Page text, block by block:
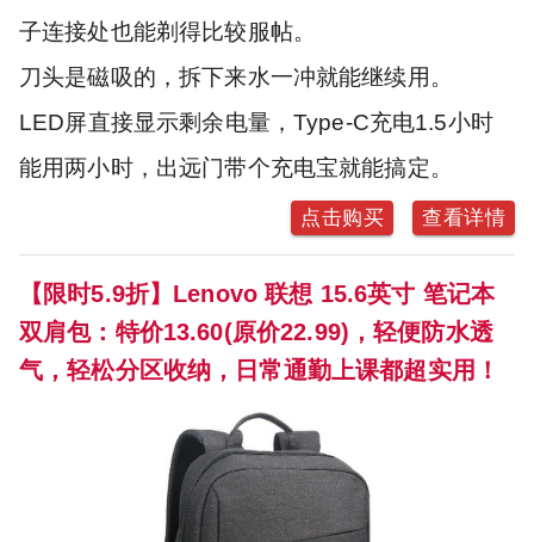
子连接处也能剃得比较服帖。
刀头是磁吸的，拆下来水一冲就能继续用。
LED屏直接显示剩余电量，Type-C充电1.5小时
能用两小时，出远门带个充电宝就能搞定。
点击购买 查看详情
【限时5.9折】Lenovo 联想 15.6英寸 笔记本
双肩包：特价13.60(原价22.99)，轻便防水透
气，轻松分区收纳，日常通勤上课都超实用！